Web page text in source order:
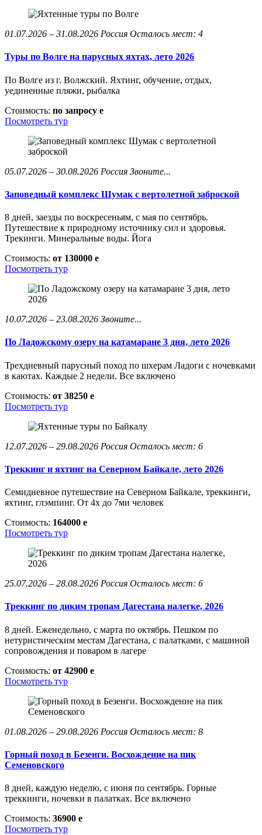
01.07.2026 – 31.08.2026 Россия Осталось мест: 4
Туры по Волге на парусных яхтах, лето 2026
По Волге из г. Волжский. Яхтинг, обучение, отдых,
уединенные пляжи, рыбалка
Стоимость: по запросу e
Посмотреть тур
05.07.2026 – 30.08.2026 Россия Звоните...
Заповедный комплекс Шумак с вертолетной заброской
8 дней, заезды по воскресеньям, с мая по сентябрь.
Путешествие к природному источнику сил и здоровья.
Трекинги. Минеральные воды. Йога
Стоимость: от 130000 e
Посмотреть тур
10.07.2026 – 23.08.2026 Звоните...
По Ладожскому озеру на катамаране 3 дня, лето 2026
Трехдневный парусный поход по шхерам Ладоги с ночевками
в каютах. Каждые 2 недели. Все включено
Стоимость: от 38250 e
Посмотреть тур
12.07.2026 – 29.08.2026 Россия Осталось мест: 6
Треккинг и яхтинг на Северном Байкале, лето 2026
Семидневное путешествие на Северном Байкале, треккинги,
яхтинг, глэмпинг. От 4х до 7ми человек
Стоимость: 164000 e
Посмотреть тур
25.07.2026 – 28.08.2026 Россия Осталось мест: 6
Треккинг по диким тропам Дагестана налегке, 2026
8 дней. Еженедельно, с марта по октябрь. Пешком по
нетуристическим местам Дагестана, с палатками, с машиной
сопровождения и поваром в лагере
Стоимость: от 42900 e
Посмотреть тур
01.08.2026 – 29.08.2026 Россия Осталось мест: 8
Горный поход в Безенги. Восхождение на пик
Семеновского
8 дней, каждую неделю, с июня по сентябрь. Горные
треккинги, ночевки в палатках. Все включено
Стоимость: 36900 e
Посмотреть тур